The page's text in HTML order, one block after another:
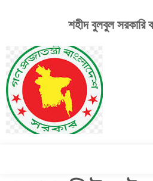
শহীদ বুলবুল সরকারি